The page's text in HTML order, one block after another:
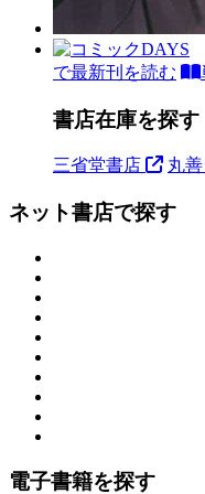
で最新刊を読む
書店在庫を探す
三省堂書店 丸
ネット書店で探す
電子書籍を探す